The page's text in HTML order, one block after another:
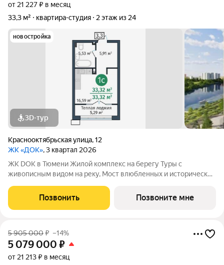
от 21 227 ₽ в месяц
33,3 м²
квартира-студия 2 этаж из 24
новостройка
3D-тур
Краснооктябрьская улица,12
ЖК «ДОК», 3 квартал 2026
ЖК DOK в Тюмени Жилой комплекс на берегу Туры с
живописным видом на реку, Мост влюбленных и исторический
принципиально новой организацией общественных зон. Три
лепестка здания сходятся в большое
Позвонить Позвоните мне
5 905 000₽ –14%
5 079 000 ₽
от 21 213 ₽ в месяц